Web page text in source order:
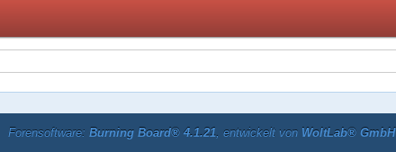
Forensoftware: Burning Board® 4.1.21, entwickelt von WoltLab® GmbH